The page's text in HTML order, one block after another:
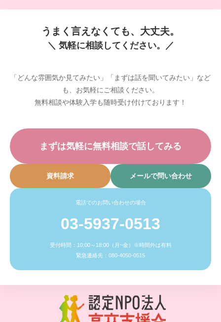
うまく言えなくても、大丈夫。
＼ 気軽に相談してください。／
「どんな雰囲気か見てみたい」「まずは話を聞いてみたい」など
も、お気軽にご相談ください。
無料相談や体験入学も随時受け付けております！
まずは気軽に無料相談で話してみる
資料請求 メールで問い合わせ
電話でのお問い合わせの場合
03-5937-0513
受付時間：10:00～18:00（月~金）※時間外は有料
緊急連絡先：080-4050-0515